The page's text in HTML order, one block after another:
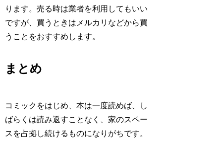
ります。売る時は業者を利用してもいい
ですが、買うときはメルカリなどから買
うことをおすすめします。
まとめ
コミックをはじめ、本は一度読めば、し
ばらくは読み返すことなく、家のスペー
スを占拠し続けるものになりがちです。